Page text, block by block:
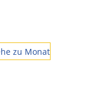
zu Monat